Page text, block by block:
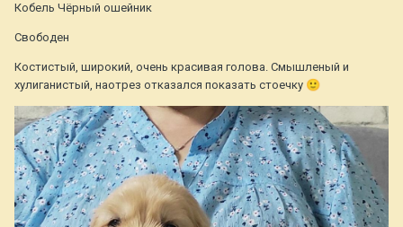
Кобель Чёрный ошейник
Свободен
Костистый, широкий, очень красивая голова. Смышленый и
хулиганистый, наотрез отказался показать стоечку 🙂